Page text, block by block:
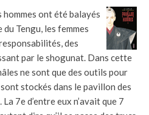
hommes ont été balayés
Tengu, les femmes
des
par le shogunat. Dans cette
ne sont que des outils pour
stockés dans le pavillon des
7e d’entre eux n’avait que 7